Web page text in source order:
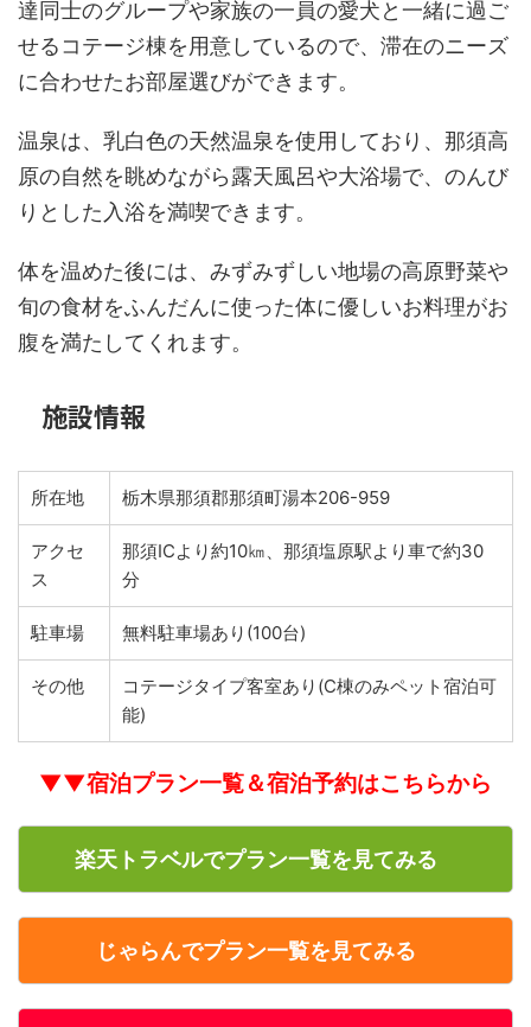
達同士のグループや家族の一員の愛犬と一緒に過ご
せるコテージ棟を用意しているので、滞在のニーズ
に合わせたお部屋選びができます。
温泉は、乳白色の天然温泉を使用しており、那須高
原の自然を眺めながら露天風呂や大浴場で、のんび
りとした入浴を満喫できます。
体を温めた後には、みずみずしい地場の高原野菜や
旬の食材をふんだんに使った体に優しいお料理がお
腹を満たしてくれます。
施設情報
所在地 栃木県那須郡那須町湯本206-959
アクセ
ス
那須ICより約10㎞、那須塩原駅より車で約30
分
駐車場 無料駐車場あり(100台)
その他
コテージタイプ客室あり(C棟のみペット宿泊可
能)
▼▼宿泊プラン一覧＆宿泊予約はこちらから
楽天トラベルでプラン一覧を見てみる
じゃらんでプラン一覧を見てみる